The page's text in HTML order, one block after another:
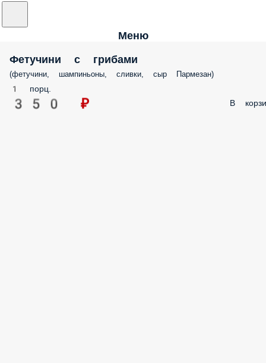
Меню
Фетучини с грибами
(фетучини, шампиньоны, сливки, сыр Пармезан)
1 порц.
350 ₽ В